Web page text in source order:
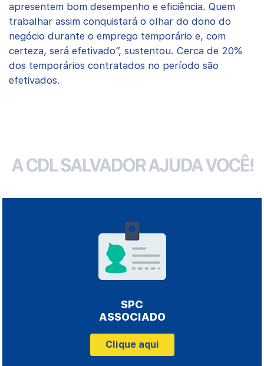
apresentem bom desempenho e eficiência. Quem
trabalhar assim conquistará o olhar do dono do
negócio durante o emprego temporário e, com
certeza, será efetivado”, sustentou. Cerca de 20%
dos temporários contratados no período são
efetivados.
A CDL SALVADOR AJUDA VOCÊ!
SPC
ASSOCIADO
Clique aqui